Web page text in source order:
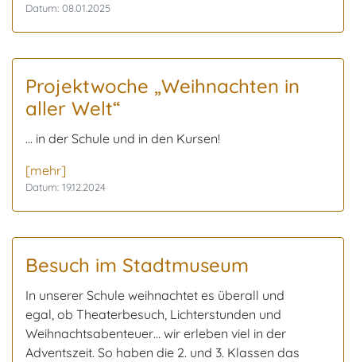
Datum: 08.01.2025
Projektwoche „Weihnachten in
aller Welt“
... in der Schule und in den Kursen!
[mehr]
Datum: 19.12.2024
Besuch im Stadtmuseum
In unserer Schule weihnachtet es überall und
egal, ob Theaterbesuch, Lichterstunden und
Weihnachtsabenteuer… wir erleben viel in der
Adventszeit. So haben die 2. und 3. Klassen das